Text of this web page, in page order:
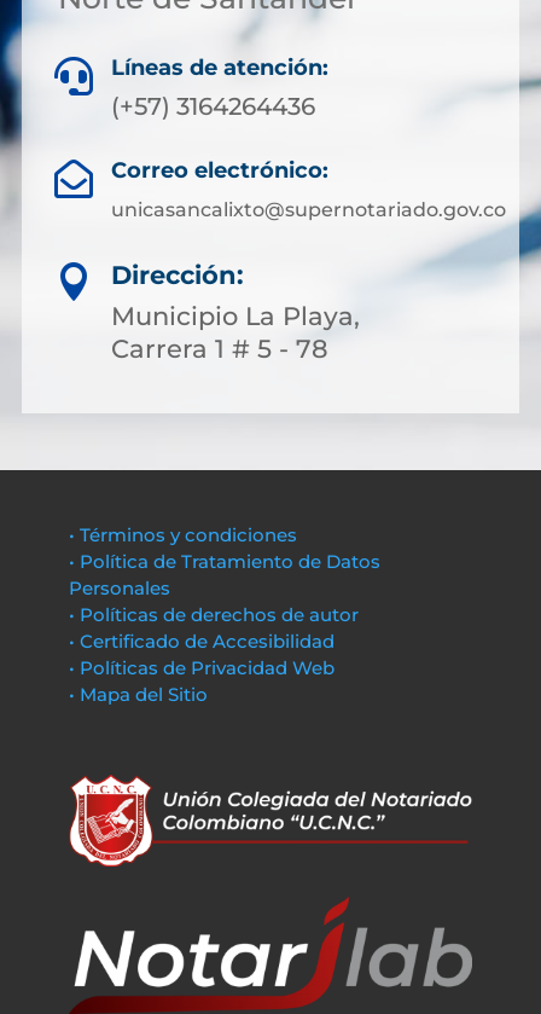
 Líneas de atención:
(+57) 3164264436
 Correo electrónico:
unicasancalixto@supernotariado.gov.co

Dirección:
Municipio La Playa,
Carrera 1 # 5 - 78
• Términos y condiciones
• Política de Tratamiento de Datos
Personales
• Políticas de derechos de autor
• Certificado de Accesibilidad
• Políticas de Privacidad Web
• Mapa del Sitio